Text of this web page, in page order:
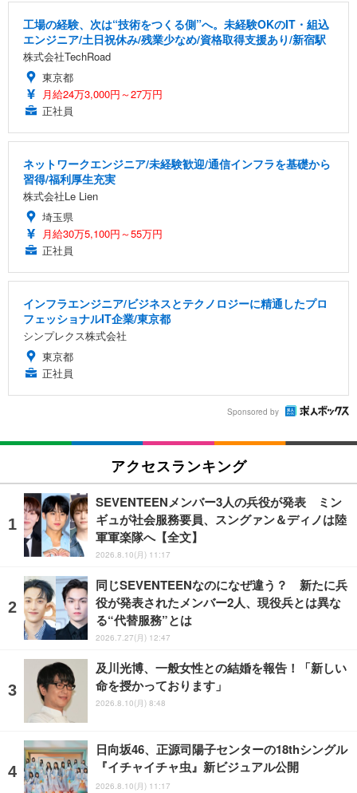
工場の経験、次は“技術をつくる側”へ。未経験OKのIT・組込
エンジニア/土日祝休み/残業少なめ/資格取得支援あり/新宿駅
株式会社TechRoad
東京都
月給24万3,000円～27万円
正社員
ネットワークエンジニア/未経験歓迎/通信インフラを基礎から
習得/福利厚生充実
株式会社Le Lien
埼玉県
月給30万5,100円～55万円
正社員
インフラエンジニア/ビジネスとテクノロジーに精通したプロ
フェッショナルIT企業/東京都
シンプレクス株式会社
東京都
正社員
Sponsored by
アクセスランキング
SEVENTEENメンバー3人の兵役が発表 ミン
ギュが社会服務要員、スングァン＆ディノは陸
軍軍楽隊へ【全文】
2026.8.10(月) 11:17
同じSEVENTEENなのになぜ違う？ 新たに兵
役が発表されたメンバー2人、現役兵とは異な
る“代替服務”とは
2026.7.27(月) 12:47
及川光博、一般女性との結婚を報告！「新しい
命を授かっております」
2026.8.10(月) 8:48
日向坂46、正源司陽子センターの18thシングル
『イチャイチャ虫』新ビジュアル公開
2026.8.10(月) 11:17